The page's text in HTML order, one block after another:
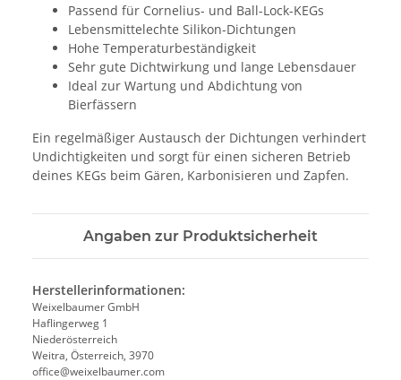
Passend für Cornelius- und Ball-Lock-KEGs
Lebensmittelechte Silikon-Dichtungen
Hohe Temperaturbeständigkeit
Sehr gute Dichtwirkung und lange Lebensdauer
Ideal zur Wartung und Abdichtung von
Bierfässern
Ein regelmäßiger Austausch der Dichtungen verhindert
Undichtigkeiten und sorgt für einen sicheren Betrieb
deines KEGs beim Gären, Karbonisieren und Zapfen.
Angaben zur Produktsicherheit
Herstellerinformationen:
Weixelbaumer GmbH
Haflingerweg 1
Niederösterreich
Weitra, Österreich, 3970
office@weixelbaumer.com